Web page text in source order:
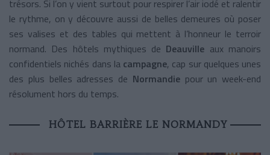
trésors. Si l’on y vient surtout pour respirer l’air iodé et ralentir
le rythme, on y découvre aussi de belles demeures où poser
ses valises et des tables qui mettent à l’honneur le terroir
normand. Des hôtels mythiques de Deauville aux manoirs
confidentiels nichés dans la campagne, cap sur quelques unes
des plus belles adresses de Normandie pour un week-end
résolument hors du temps.
HÔTEL BARRIÈRE LE NORMANDY